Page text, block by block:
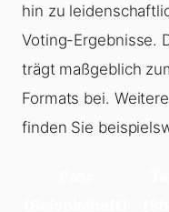
hin zu
Voting-Ergebnisse.
trägt maßgeblich
Formats bei.
finden Sie